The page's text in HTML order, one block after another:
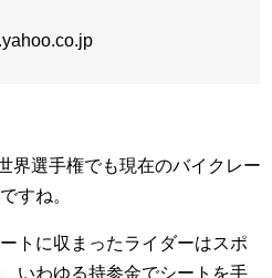
界選手権でも現在のバイクレー
すね。
トに収まったライダーはスポ
いわゆる持参金でシートを手